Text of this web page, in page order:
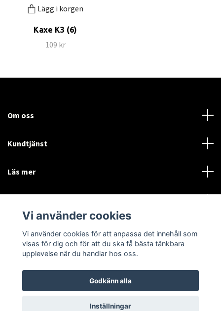
Lägg i korgen
Kaxe K3 (6)
109 kr
Om oss
Kundtjänst
Läs mer
© 2026 Disctorget
Language
Currency
SEK
Vi använder cookies
Vi använder cookies för att anpassa det innehåll som
visas för dig och för att du ska få bästa tänkbara
upplevelse när du handlar hos oss.
Godkänn alla
Inställningar